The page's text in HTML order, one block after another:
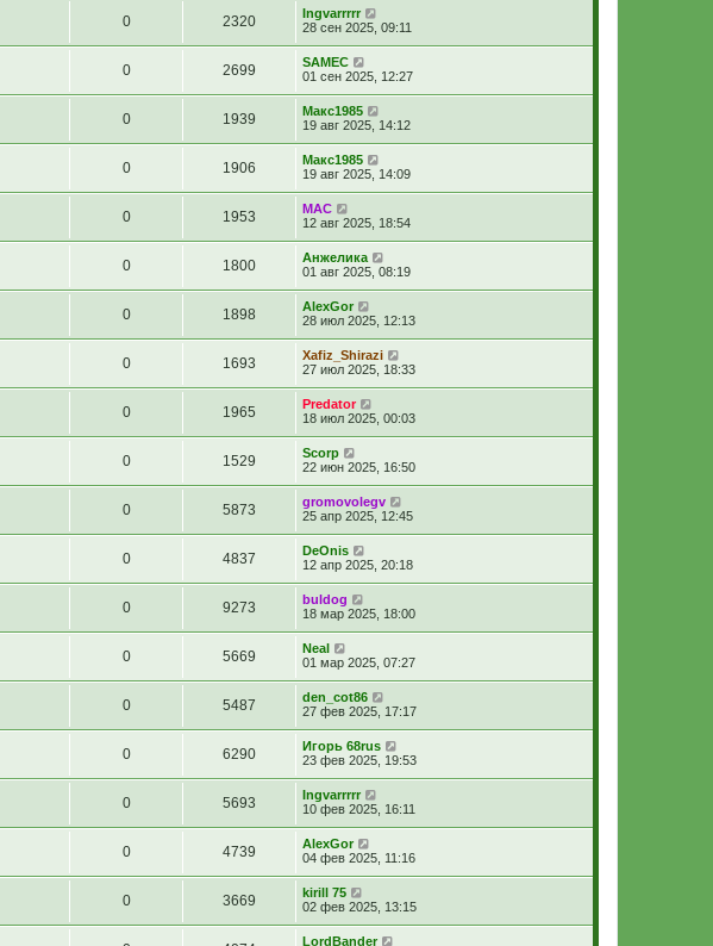
0 2320
Ingvarrrrr
28 сен 2025, 09:11
0 2699
SAMEC
01 сен 2025, 12:27
0 1939
Макс1985
19 авг 2025, 14:12
0 1906
Макс1985
19 авг 2025, 14:09
0 1953
МАС
12 авг 2025, 18:54
0 1800
Анжелика
01 авг 2025, 08:19
0 1898
AlexGor
28 июл 2025, 12:13
0 1693
Xafiz_Shirazi
27 июл 2025, 18:33
0 1965
Predator
18 июл 2025, 00:03
0 1529
Scorp
22 июн 2025, 16:50
0 5873
gromovolegv
25 апр 2025, 12:45
0 4837
DeOnis
12 апр 2025, 20:18
0 9273
buldog
18 мар 2025, 18:00
0 5669
Neal
01 мар 2025, 07:27
0 5487
den_cot86
27 фев 2025, 17:17
0 6290
Игорь 68rus
23 фев 2025, 19:53
0 5693
Ingvarrrrr
10 фев 2025, 16:11
0 4739
AlexGor
04 фев 2025, 11:16
0 3669
kirill 75
02 фев 2025, 13:15
LordBander